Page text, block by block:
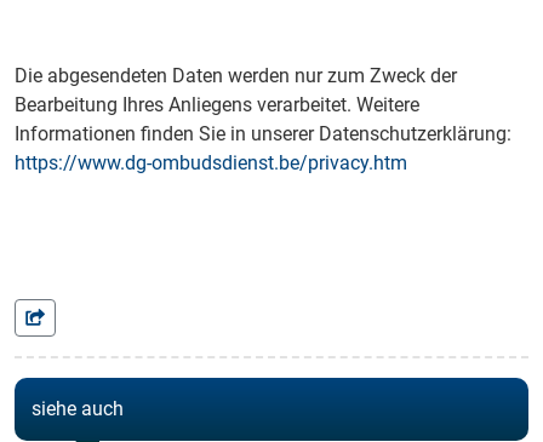
Die abgesendeten Daten werden nur zum Zweck der
Bearbeitung Ihres Anliegens verarbeitet. Weitere
Informationen finden Sie in unserer Datenschutzerklärung:
https://www.dg-ombudsdienst.be/privacy.htm
siehe auch